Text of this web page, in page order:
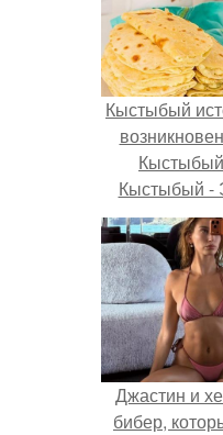
Кыстыбый
Кыстыбый -
татарское
каждая
знает, как
Джастин и
бибер,